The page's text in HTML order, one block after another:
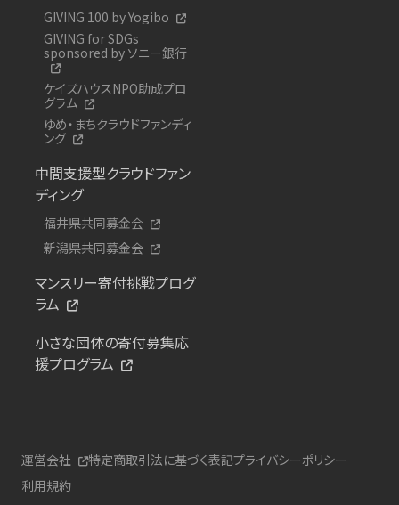
GIVING 100 by Yogibo
GIVING for SDGs
sponsored by ソニー銀行
ケイズハウスNPO助成プロ
グラム
ゆめ・まちクラウドファンディ
ング
中間支援型クラウドファン
ディング
福井県共同募金会
新潟県共同募金会
マンスリー寄付挑戦プログ
ラム
小さな団体の寄付募集応
援プログラム
運営会社 特定商取引法に基づく表記プライバシーポリシー
利用規約